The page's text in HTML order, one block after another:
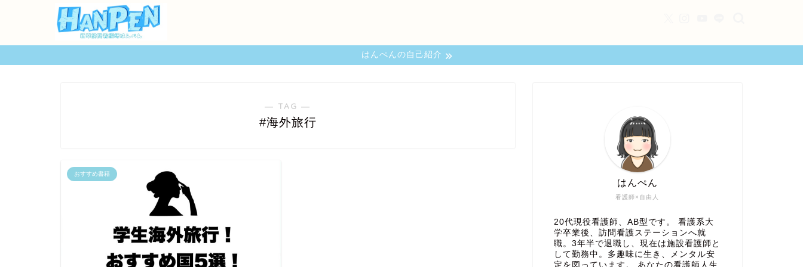
はんぺんの自己紹介
― TAG ―
#海外旅行
おすすめ書籍
看護師×自由人
はんぺん
20代現役看護師、AB型です。 看護系大
学卒業後、訪問看護ステーションへ就
職。3年半で退職し、現在は施設看護師と
して勤務中。多趣味に生き、メンタル安
定を図っています。 あなたの看護師人生